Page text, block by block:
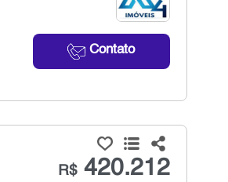
Contato
R$420.212